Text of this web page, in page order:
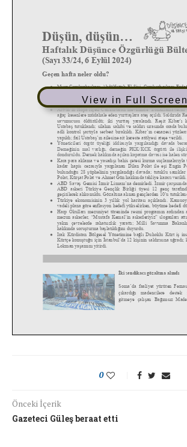
View in Full Screen
0
Önceki İçerik
Gazeteci Güleş beraat etti